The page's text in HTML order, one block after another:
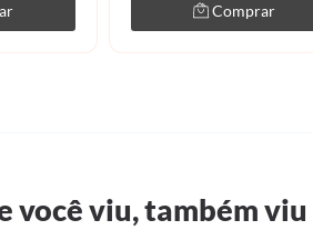
Comprar
você viu, também viu